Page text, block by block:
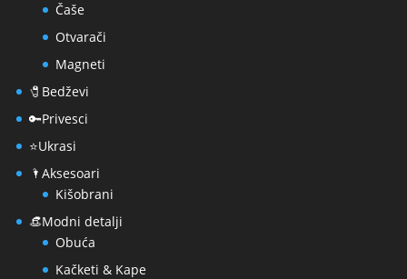
Čaše
Otvarači
Magneti
🧷Bedževi
🔑Privesci
⭐Ukrasi
🌂Aksesoari
Kišobrani
👒Modni detalji
Obuća
Kačketi & Kape